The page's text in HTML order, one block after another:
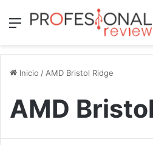
Menú
Inicio /AMD Bristol Ridge
AMD